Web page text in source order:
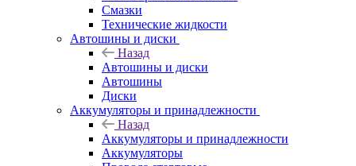
Смазки
Технические жидкости
Автошины и диски
Назад
Автошины и диски
Автошины
Диски
Аккумуляторы и принадлежности
Назад
Аккумуляторы и принадлежности
Аккумуляторы